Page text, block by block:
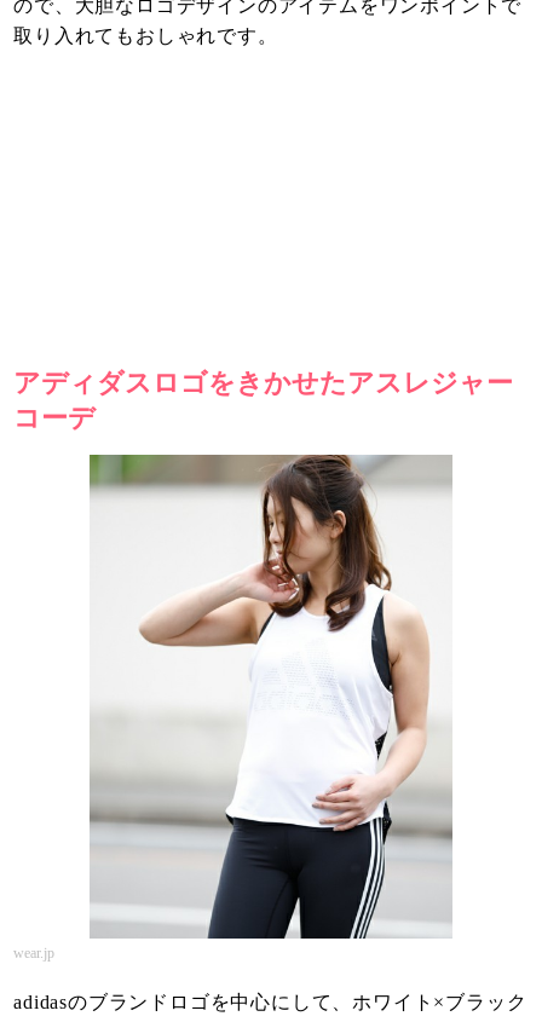
ので、大胆なロゴデザインのアイテムをワンポイントで
取り入れてもおしゃれです。
アディダスロゴをきかせたアスレジャー
コーデ
wear.jp
adidasのブランドロゴを中心にして、ホワイト×ブラック